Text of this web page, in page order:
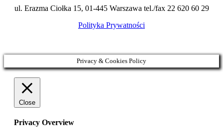
ul. Erazma Ciołka 15, 01-445 Warszawa tel./fax 22 620 60 29
Polityka Prywatności
Privacy & Cookies Policy
Close
Privacy Overview